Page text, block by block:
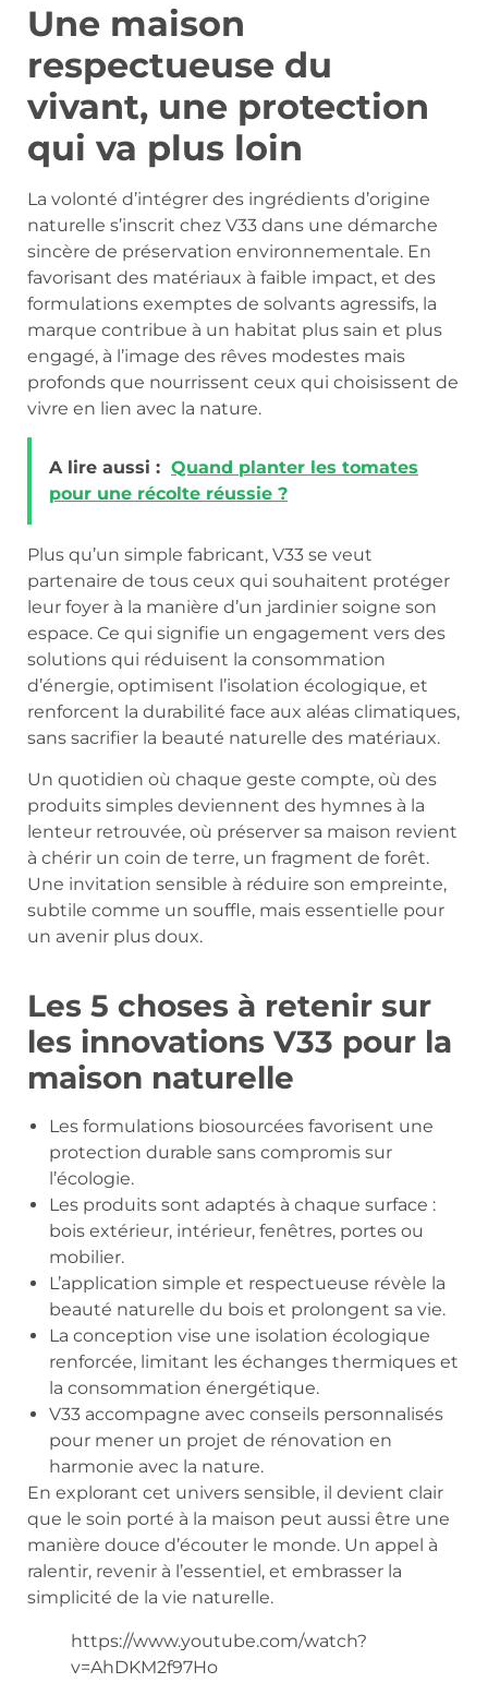
Une maison
respectueuse du
vivant, une protection
qui va plus loin
La volonté d’intégrer des ingrédients d’origine
naturelle s’inscrit chez V33 dans une démarche
sincère de préservation environnementale. En
favorisant des matériaux à faible impact, et des
formulations exemptes de solvants agressifs, la
marque contribue à un habitat plus sain et plus
engagé, à l’image des rêves modestes mais
profonds que nourrissent ceux qui choisissent de
vivre en lien avec la nature.
A lire aussi : Quand planter les tomates
pour une récolte réussie ?
Plus qu’un simple fabricant, V33 se veut
partenaire de tous ceux qui souhaitent protéger
leur foyer à la manière d’un jardinier soigne son
espace. Ce qui signifie un engagement vers des
solutions qui réduisent la consommation
d’énergie, optimisent l’isolation écologique, et
renforcent la durabilité face aux aléas climatiques,
sans sacrifier la beauté naturelle des matériaux.
Un quotidien où chaque geste compte, où des
produits simples deviennent des hymnes à la
lenteur retrouvée, où préserver sa maison revient
à chérir un coin de terre, un fragment de forêt.
Une invitation sensible à réduire son empreinte,
subtile comme un souffle, mais essentielle pour
un avenir plus doux.
Les 5 choses à retenir sur
les innovations V33 pour la
maison naturelle
Les formulations biosourcées favorisent une
protection durable sans compromis sur
l’écologie.
Les produits sont adaptés à chaque surface :
bois extérieur, intérieur, fenêtres, portes ou
mobilier.
L’application simple et respectueuse révèle la
beauté naturelle du bois et prolongent sa vie.
La conception vise une isolation écologique
renforcée, limitant les échanges thermiques et
la consommation énergétique.
V33 accompagne avec conseils personnalisés
pour mener un projet de rénovation en
harmonie avec la nature.
En explorant cet univers sensible, il devient clair
que le soin porté à la maison peut aussi être une
manière douce d’écouter le monde. Un appel à
ralentir, revenir à l’essentiel, et embrasser la
simplicité de la vie naturelle.
https://www.youtube.com/watch?
v=AhDKM2f97Ho